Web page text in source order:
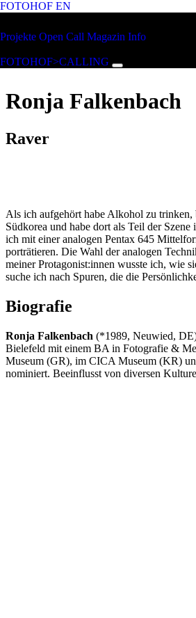
Zum Hauptinhalt springen
FOTOHOF EN
Projekte Open Call Magazin Info
FOTOHOF>CALLING
Ronja Falkenbach
Raver
Als ich aufgehört habe Alkohol zu trinken,
Südkorea und habe dort als Teil der
ich mit einer analogen Pentax 645
porträtieren. Die Wahl der analogen
meiner Protagonist:innen wusste ich, wie
suche ich nach Spuren, die die
Biografie
Ronja Falkenbach (*1989, Neuwied,
Bielefeld mit einem BA in Fotografie &
Museum (GR), im CICA Museum (KR)
nominiert. Beeinflusst von diversen